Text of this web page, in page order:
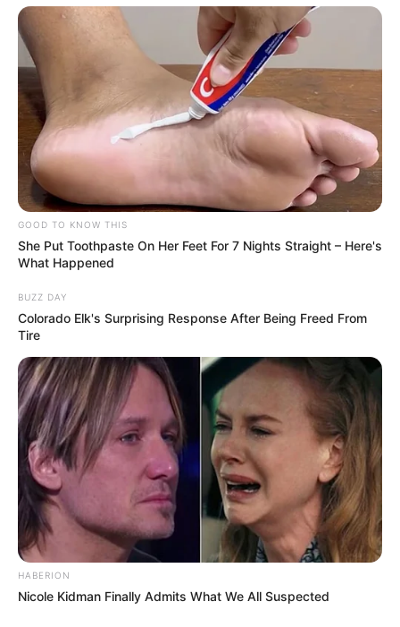
💠 Inclusão de diferentes formas de pagamento no cálculo.
Esses dados não geram cobrança automática
a uma análise mais detalhada se houver inconsistências.
-ad5
⚖️ Mitos sobre fiscalização e tributação do Pix
A Receita Federal
tem reforçado que não existe imposto sobre
GOOD TO KNOW THIS
She Put Toothpaste On Her Feet For 7 Nights Straight – Here's
What Happened
BUZZ DAY
Colorado Elk's Surprising Response After Being Freed From
Tire
HABERION
Nicole Kidman Finally Admits What We All Suspected